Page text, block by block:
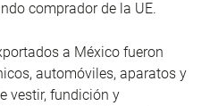
comprador de la UE.
a México fueron
automóviles, aparatos y
vestir, fundición y